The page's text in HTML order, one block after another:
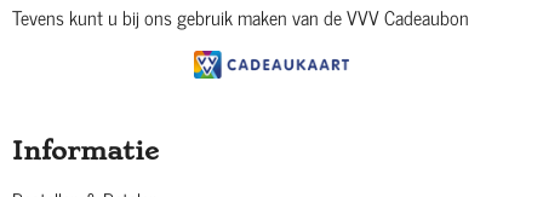
Tevens kunt u bij ons gebruik maken van de VVV Cadeaubon
Informatie